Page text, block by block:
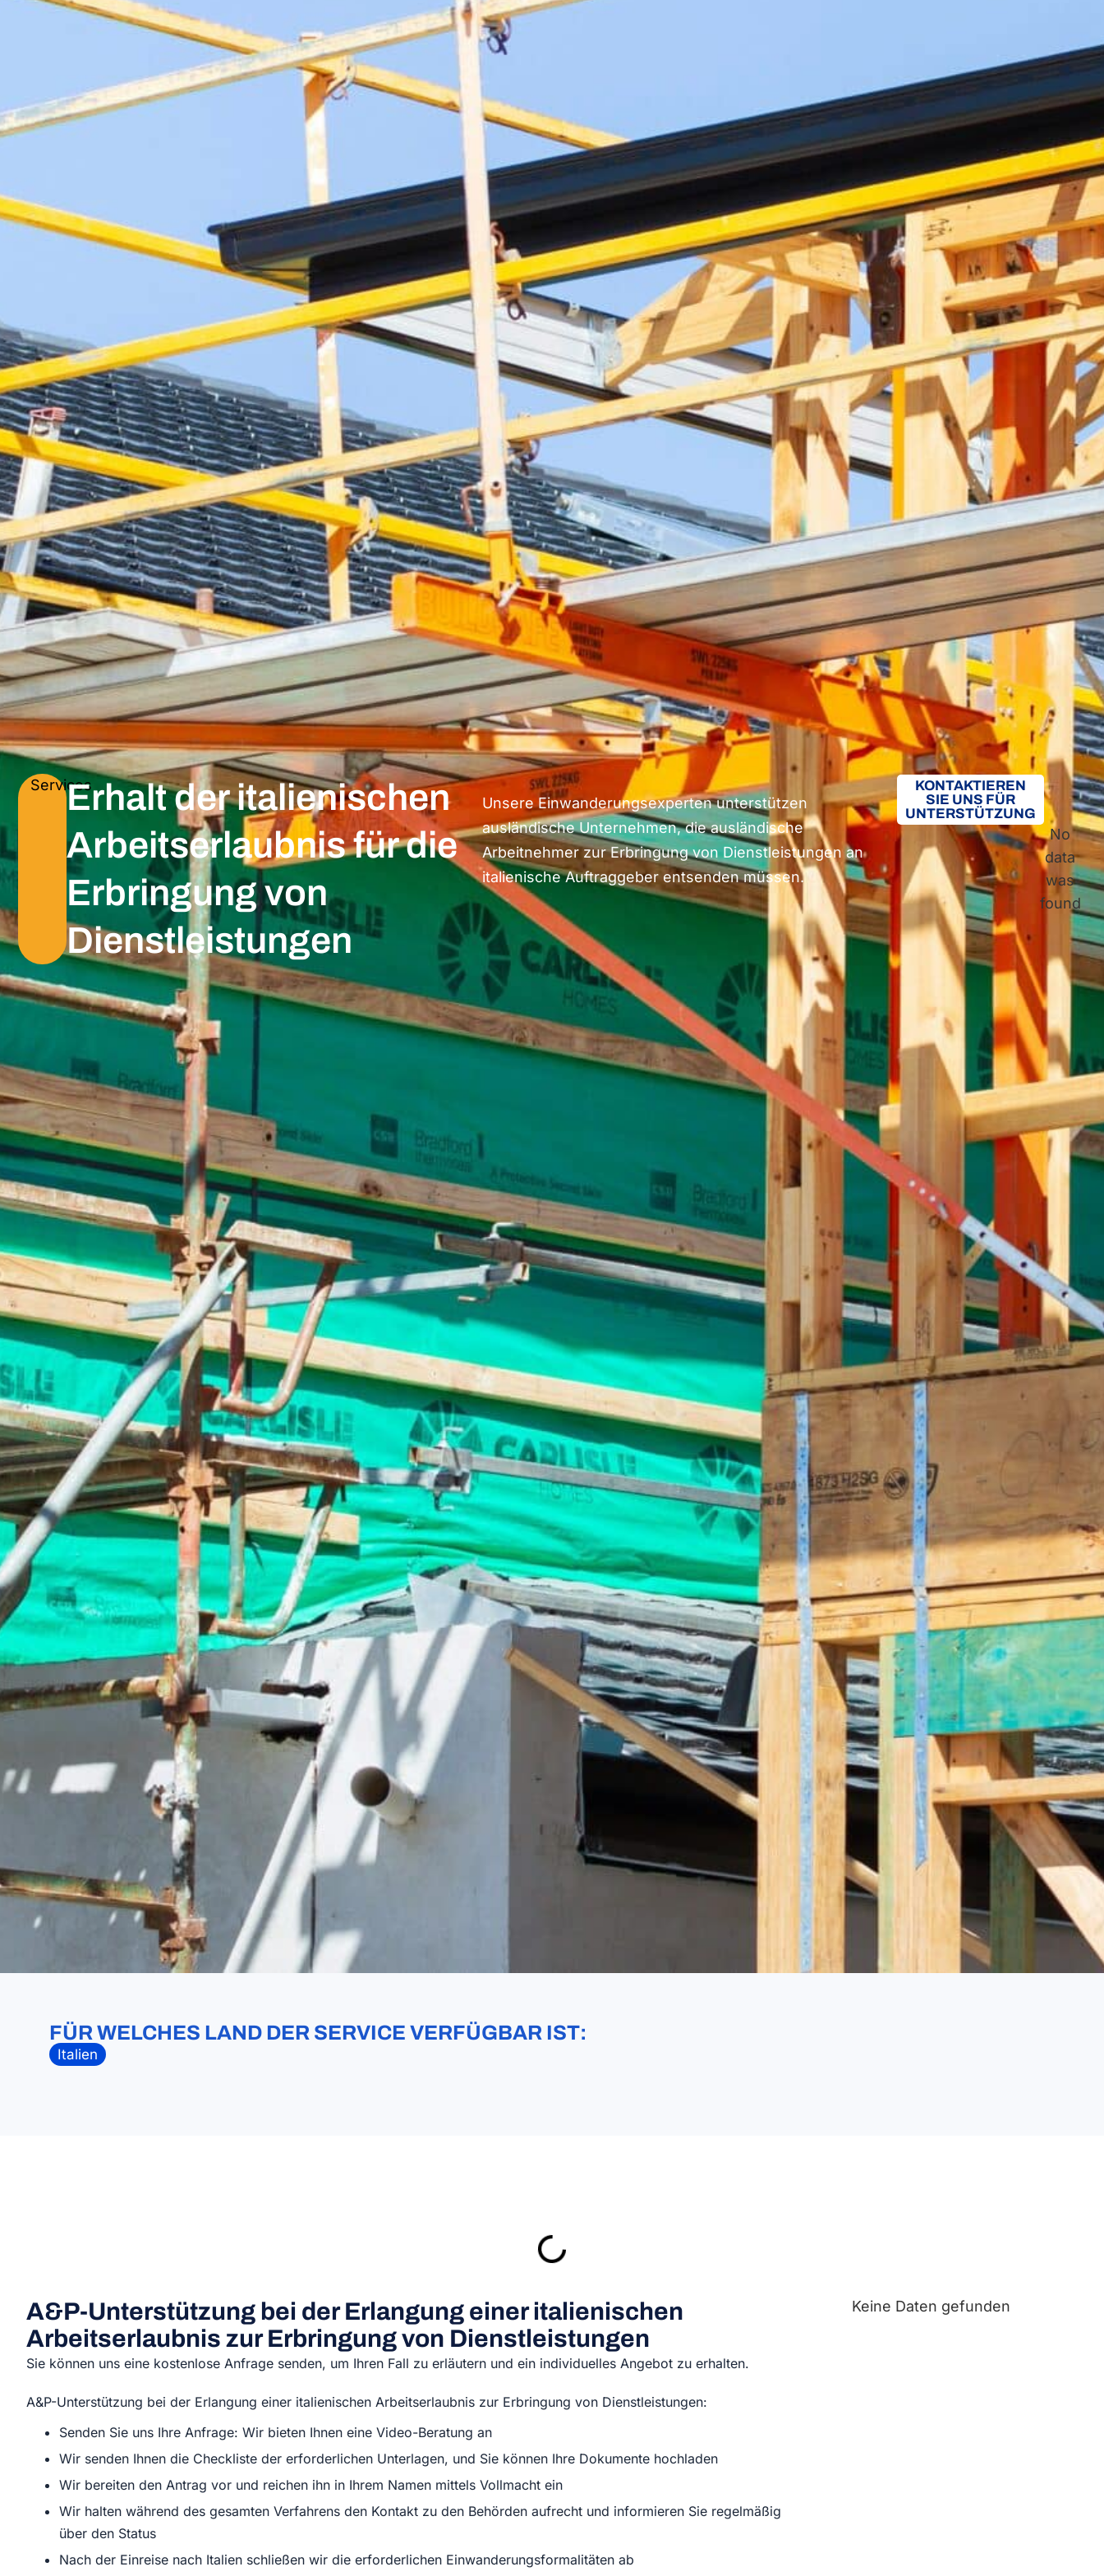
ServicesErhalt der italienischen
Arbeitserlaubnis für die
Erbringung von
Dienstleistungen
Unsere Einwanderungsexperten unterstützen
ausländische Unternehmen, die ausländische
Arbeitnehmer zur Erbringung von Dienstleistungen an
italienische Auftraggeber entsenden müssen.
KONTAKTIEREN
SIE UNS FÜR
UNTERSTÜTZUNG
No
data
was
found
FÜR WELCHES LAND DER SERVICE VERFÜGBAR IST:
Italien
A&P-Unterstützung bei der Erlangung einer italienischen
Arbeitserlaubnis zur Erbringung von Dienstleistungen
Sie können uns eine kostenlose Anfrage senden, um Ihren Fall zu erläutern und ein individuelles Angebot zu erhalten.
A&P-Unterstützung bei der Erlangung einer italienischen Arbeitserlaubnis zur Erbringung von Dienstleistungen:
Senden Sie uns Ihre Anfrage: Wir bieten Ihnen eine Video-Beratung an
Wir senden Ihnen die Checkliste der erforderlichen Unterlagen, und Sie können Ihre Dokumente hochladen
Wir bereiten den Antrag vor und reichen ihn in Ihrem Namen mittels Vollmacht ein
Wir halten während des gesamten Verfahrens den Kontakt zu den Behörden aufrecht und informieren Sie regelmäßig
über den Status
Nach der Einreise nach Italien schließen wir die erforderlichen Einwanderungsformalitäten ab
Keine Daten gefunden